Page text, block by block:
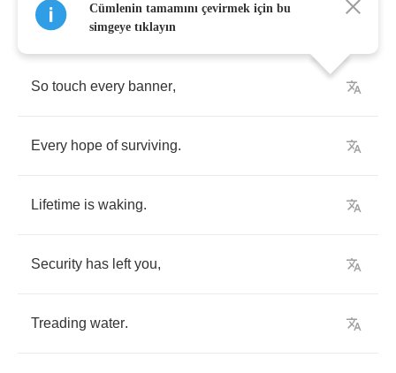
So touch every banner,
Every hope of surviving.
Lifetime is waking.
Security has left you,
Treading water.
Cümlenin tamamını çevirmek için bu
simgeye tıklayın